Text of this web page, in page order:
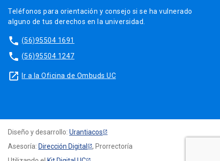
Teléfonos para orientación y consejo si se ha vulnerado
alguno de tus derechos en la universidad.
phone (56)95504 1691
phone (56)95504 1247
launch Ir a la Oficina de Ombuds UC
Diseño y desarrollo: Urantiacos
Asesoría: Dirección Digital
, Prorrectoría